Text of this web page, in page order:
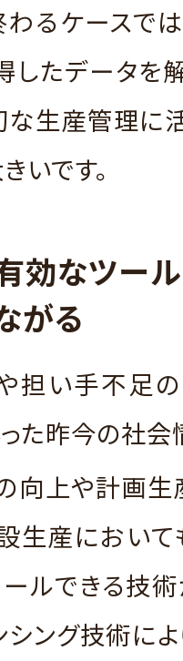
るケースで
したデータを
生産管理に
いです。
効なツー
がる
担い手不足の
た昨今の社会
向上や計画
生産におい
ルできる技
シング技術に